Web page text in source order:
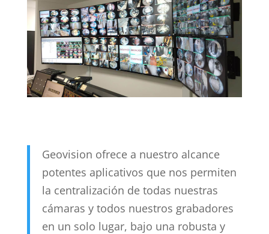
Geovision ofrece a nuestro alcance
potentes aplicativos que nos permiten
la centralización de todas nuestras
cámaras y todos nuestros grabadores
en un solo lugar, bajo una robusta y